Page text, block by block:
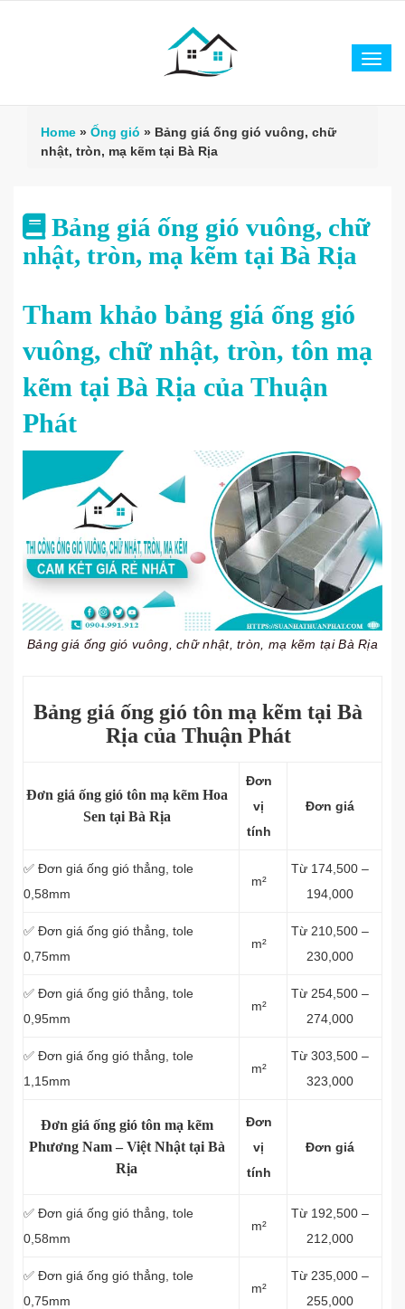
Home » Ống gió » Bảng giá ống gió vuông, chữ
nhật, tròn, mạ kẽm tại Bà Rịa
Bảng giá ống gió vuông, chữ
nhật, tròn, mạ kẽm tại Bà Rịa
Tham khảo bảng giá ống gió
vuông, chữ nhật, tròn, tôn mạ
kẽm tại Bà Rịa của Thuận
Phát
Bảng giá ống gió vuông, chữ nhật, tròn, mạ kẽm tại Bà Rịa
Bảng giá ống gió tôn mạ kẽm tại Bà
Rịa của Thuận Phát
Đơn giá ống gió tôn mạ kẽm Hoa
Sen tại Bà Rịa
Đơn
vị
tính
Đơn giá
✅ Đơn giá ống gió thẳng, tole
0,58mm
m²
Từ 174,500 –
194,000
✅ Đơn giá ống gió thẳng, tole
0,75mm
m²
Từ 210,500 –
230,000
✅ Đơn giá ống gió thẳng, tole
0,95mm
m²
Từ 254,500 –
274,000
✅ Đơn giá ống gió thẳng, tole
1,15mm
m²
Từ 303,500 –
323,000
Đơn giá ống gió tôn mạ kẽm
Phương Nam – Việt Nhật tại Bà
Rịa
Đơn
vị
tính
Đơn giá
✅ Đơn giá ống gió thẳng, tole
0,58mm
m²
Từ 192,500 –
212,000
✅ Đơn giá ống gió thẳng, tole
0,75mm
m²
Từ 235,000 –
255,000